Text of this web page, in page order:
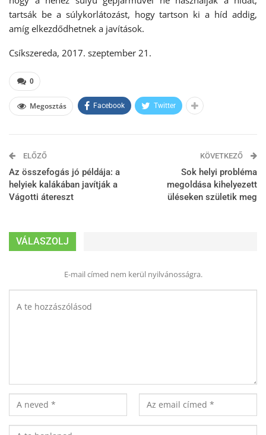
tartsák be a súlykorlátozást, hogy tartson ki a híd addig,
amíg elkezdődhetnek a javítások.
Csíkszereda, 2017. szeptember 21.
0
Megosztás Facebook Twitter
ELŐZŐ
Az összefogás jó példája: a
helyiek kalákában javítják a
Vágotti átereszt
KÖVETKEZŐ
Sok helyi probléma
megoldása kihelyezett
üléseken születik meg
VÁLASZOLJ
E-mail címed nem kerül nyilvánosságra.